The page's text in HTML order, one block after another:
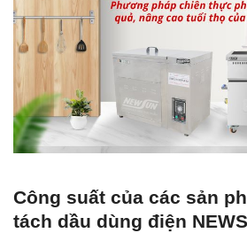
Công suất của các sản
tách dầu dùng điện